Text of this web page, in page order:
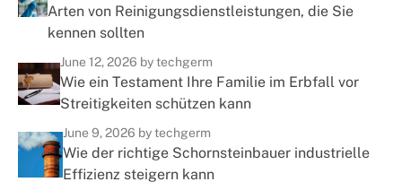
Arten von Reinigungsdienstleistungen, die Sie
kennen sollten
June 12, 2026 by techgerm
Wie ein Testament Ihre Familie im Erbfall vor
Streitigkeiten schützen kann
June 9, 2026 by techgerm
Wie der richtige Schornsteinbauer industrielle
Effizienz steigern kann